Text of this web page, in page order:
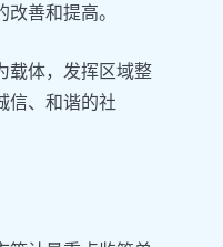
善和提高。
载体，发挥区域整
信、和谐的社